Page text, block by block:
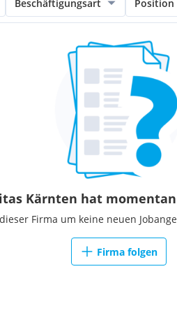
weitere Urlaubstage
und Home-Office
Beschäftigungsart Position
Kärnten hat momentan
Firma um keine neuen
Firma folgen